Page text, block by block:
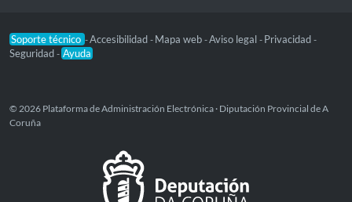
Soporte técnico -Accesibilidad - Mapa web -Aviso legal - Privacidad -
Seguridad - Ayuda
© 2026 Plataforma de Administración Electrónica · Diputación Provincial de A
Coruña